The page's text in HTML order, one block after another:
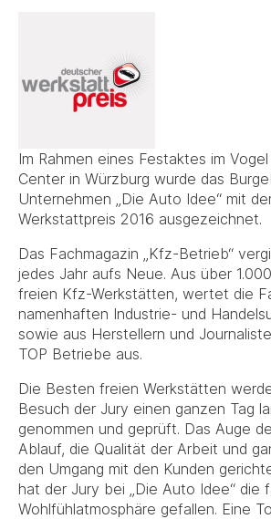
Im Rahmen eines Festaktes im
Center in Würzburg wurde das
Unternehmen „Die Auto Idee“ mit
Werkstattpreis 2016 ausgezeichnet.
Das Fachmagazin „Kfz-Betrieb“
jedes Jahr aufs Neue. Aus über
freien Kfz-Werkstätten, wertet die
namenhaften Industrie- und
sowie aus Herstellern und
TOP Betriebe aus.
Die Besten freien Werkstätten
Besuch der Jury einen ganzen Tag
genommen und geprüft. Das Auge
Ablauf, die Qualität der Arbeit und
den Umgang mit den Kunden
hat der Jury bei „Die Auto Idee“ die
Wohlfühlatmosphäre gefallen. Eine